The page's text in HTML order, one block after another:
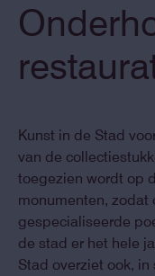
Kunst in de Stad
van de
toegezien wordt op
monumenten, zodat
gespecialiseerde
de stad er het hele
Stad overziet ook,